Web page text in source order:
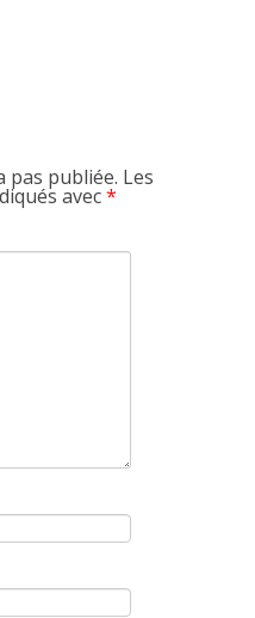
pas publiée. Les
avec*